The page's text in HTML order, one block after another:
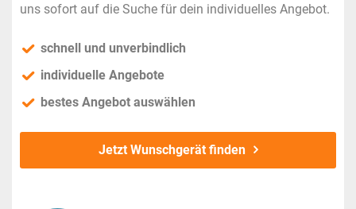
uns sofort auf die Suche für dein individuelles Angebot.
schnell und unverbindlich
individuelle Angebote
bestes Angebot auswählen
Jetzt Wunschgerät finden